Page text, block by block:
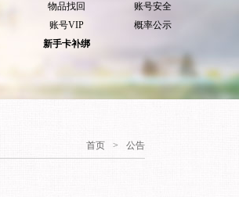
物品找回
账号VIP
新手卡补绑
账号安全
概率公示
首页 > 公告